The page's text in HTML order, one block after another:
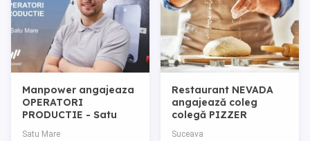
Manpower angajeaza
OPERATORI
PRODUCTIE - Satu
Satu Mare
Restaurant NEVADA
angajează coleg
colegă PIZZER
Suceava